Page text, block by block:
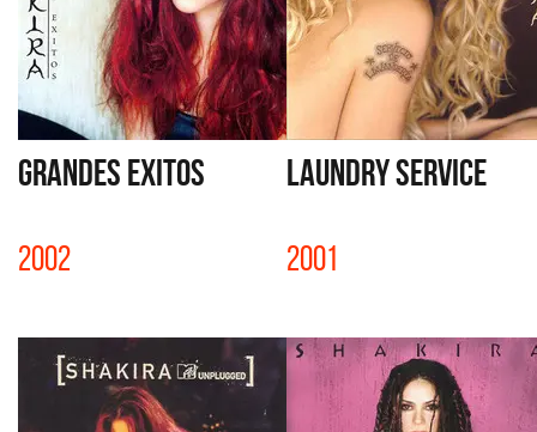
GRANDES EXITOS
2002
LAUNDRY SERVICE
2001